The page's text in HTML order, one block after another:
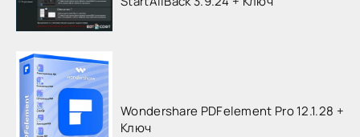
Wondershare PDFelement Pro 12.1.28 +
Ключ